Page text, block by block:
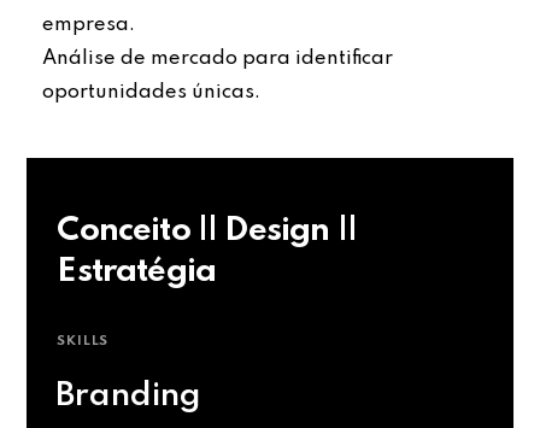
empresa.
Análise de mercado para identificar
oportunidades únicas.
Conceito || Design ||
Estratégia
SKILLS
Branding